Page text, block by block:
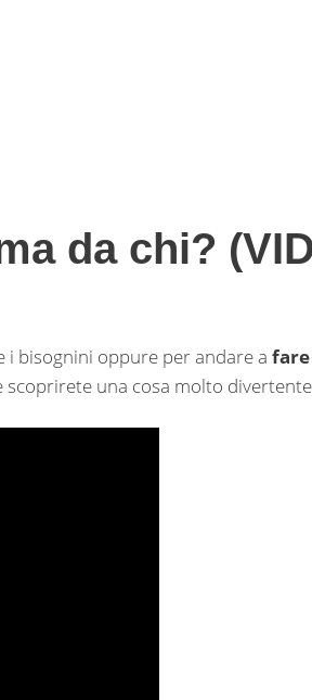
da chi?
bisognini oppure per andare a
scoprirete una cosa molto